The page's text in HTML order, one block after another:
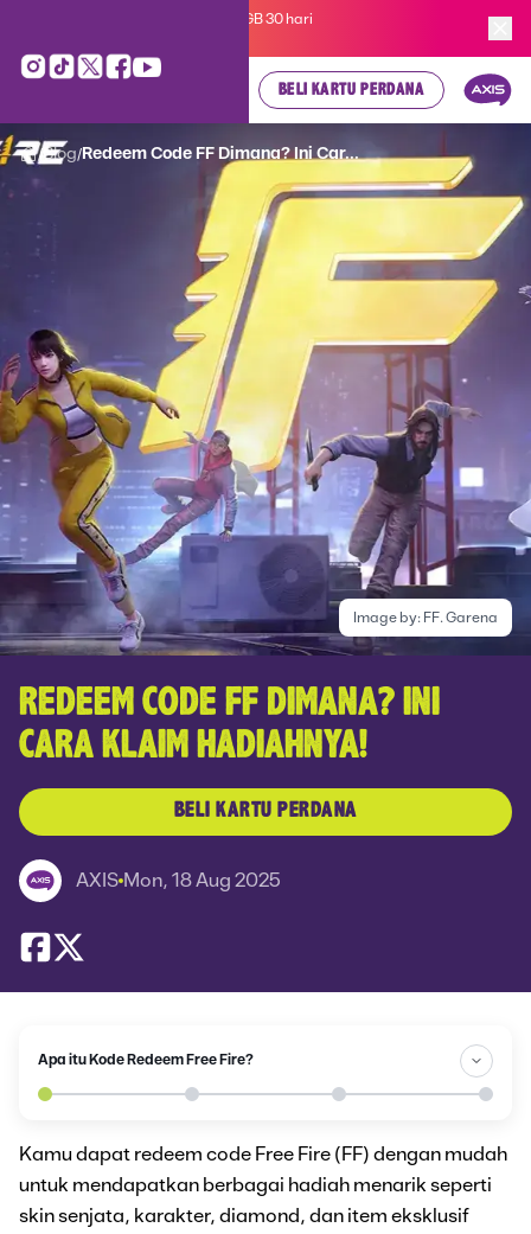
Kartu Perdana AXIS Suka-Suka 3GB 30 hari
BELI KARTU PERDANA
/ Blog/ Redeem Code FF Dimana? Ini Car...
Image by: FF. Garena
REDEEM CODE FF DIMANA? INI
CARA KLAIM HADIAHNYA!
BELI KARTU PERDANA
AXIS Mon, 18 Aug 2025
Apa itu Kode Redeem Free Fire?
Kamu dapat redeem code Free Fire (FF) dengan mudah
untuk mendapatkan berbagai hadiah menarik seperti
skin senjata, karakter, diamond, dan item eksklusif